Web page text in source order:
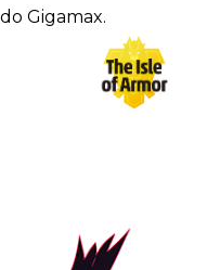
Gigamax.